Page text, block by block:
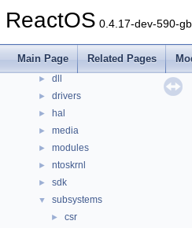
ReactOS 0.4.17-dev-590-
Main Page Related Pages
▼ File List
► base
► boot
► dll
► drivers
► hal
► media
► modules
► ntoskrnl
► sdk
▼ subsystems
► csr